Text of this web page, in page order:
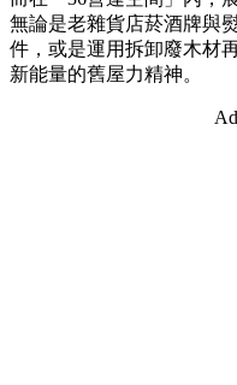
無論是老雜貨店菸酒牌與
件，或是運用拆卸廢木材
新能量的舊屋力精神。